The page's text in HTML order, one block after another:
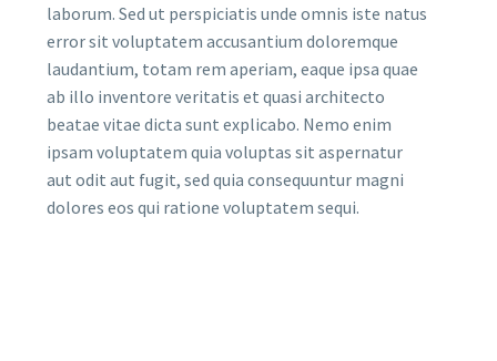
laborum. Sed ut perspiciatis unde omnis iste natus
error sit voluptatem accusantium doloremque
laudantium, totam rem aperiam, eaque ipsa quae
ab illo inventore veritatis et quasi architecto
beatae vitae dicta sunt explicabo. Nemo enim
ipsam voluptatem quia voluptas sit aspernatur
aut odit aut fugit, sed quia consequuntur magni
dolores eos qui ratione voluptatem sequi.